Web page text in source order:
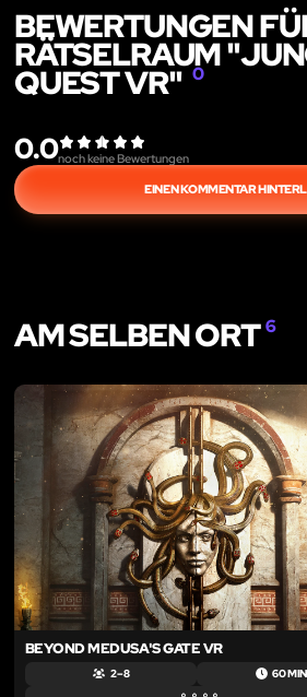
BEWERTUNGEN
RÄTSELRAUM
QUEST VR"0
0.0noch keine Bewertungen
EINEN KOMMENTAR
AM SELBEN ORT6
BEYOND MEDUSA'S GATE VR
2 – 8 60